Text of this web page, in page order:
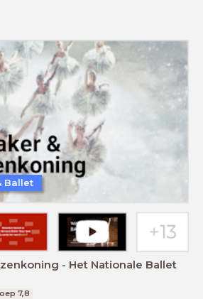
- Het Nationale Ballet
7,8
Ballet